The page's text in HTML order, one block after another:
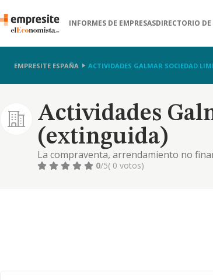
INFORMES DE EMPRESASDIRECTORIO DE
EMPRESITE ESPAÑA ACTIVIDADES GALMAR SOCIEDAD
Actividades
(extinguida)
La compraventa, arrendamiento no
igualmente por la actividad de
0/5( 0 votos)